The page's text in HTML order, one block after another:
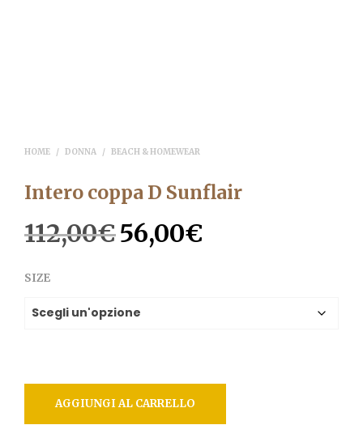
HOME / DONNA / BEACH & HOMEWEAR
Intero coppa D Sunflair
112,00€ Il
era:
56,00€
SIZE
AGGIUNGI AL CARRELLO